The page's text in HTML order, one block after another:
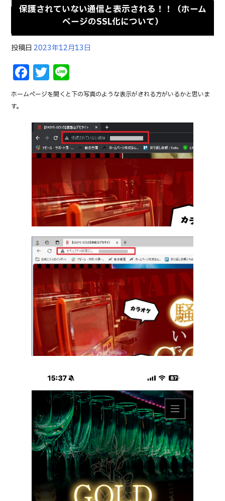
保護されていない通信と表示される！！（ホーム
ページのSSL化について）
投稿日 2023年12月13日
F
a
c
e
b
o
k
T
w
it
te
r
n
e
ホームページを開くと下の写真のような表示がされる方がいるかと思いま
す。